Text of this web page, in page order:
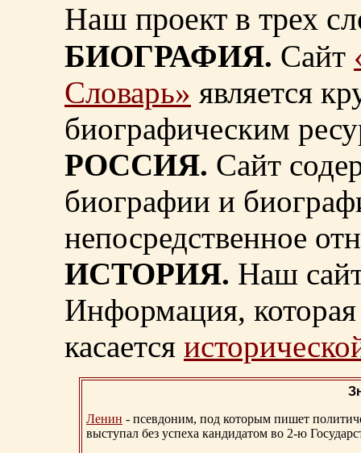
Наш проект в трех
БИОГРАФИЯ. Сайт
Словарь» является
биографическим
РОССИЯ. Сайт
биографии и
непосредственное
ИСТОРИЯ. Наш
Информация, которая
касается
Ленин - псевдоним, под которым пишет
выступал без успеха кандидатом во 2-ю